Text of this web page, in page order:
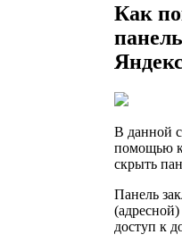
Как
В данной
помощью
скрыть
Панель
доступ к